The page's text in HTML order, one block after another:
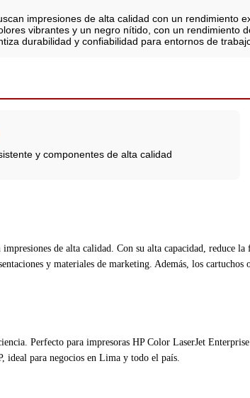
impresiones de alta calidad con un rendimiento
vibrantes y un negro nítido, con un rendimiento
durabilidad y confiabilidad para entornos de
y componentes de alta calidad
de alta calidad. Con su alta capacidad, reduce
y materiales de marketing. Además, los
Perfecto para impresoras HP Color LaserJet
para negocios en Lima y todo el país.